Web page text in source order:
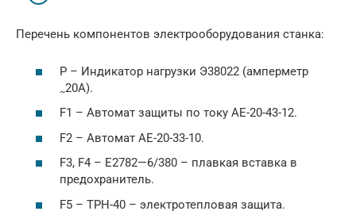
Перечень компонентов электрооборудования станка:
Р – Индикатор нагрузки Э38022 (амперметр
~20А).
F1 – Автомат защиты по току АЕ-20-43-12.
F2 – Автомат АЕ-20-33-10.
F3, F4 – Е2782—6/380 – плавкая вставка в
предохранитель.
F5 – ТРН-40 – электротепловая защита.